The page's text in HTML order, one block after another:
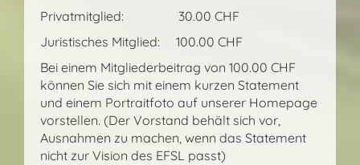
Privatmitglied: 30.00 CHF
Juristisches Mitglied: 100.00 CHF
Bei einem Mitgliederbeitrag von 100.00 CHF
können Sie sich mit einem kurzen Statement
und einem Portraitfoto auf unserer Homepage
vorstellen. (Der Vorstand behält sich vor,
Ausnahmen zu machen, wenn das Statement
nicht zur Vision des EFSL passt)